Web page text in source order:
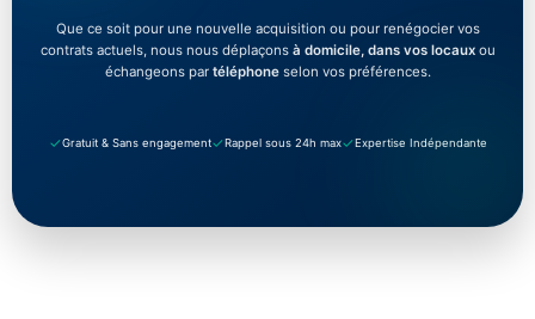
Que ce soit pour une nouvelle acquisition ou pour renégocier vos
contrats actuels, nous nous déplaçons à domicile, dans vos locauxou
échangeons par téléphoneselon vos préférences.
✓Gratuit & Sans engagement✓Rappel sous 24h max✓Expertise Indépendante